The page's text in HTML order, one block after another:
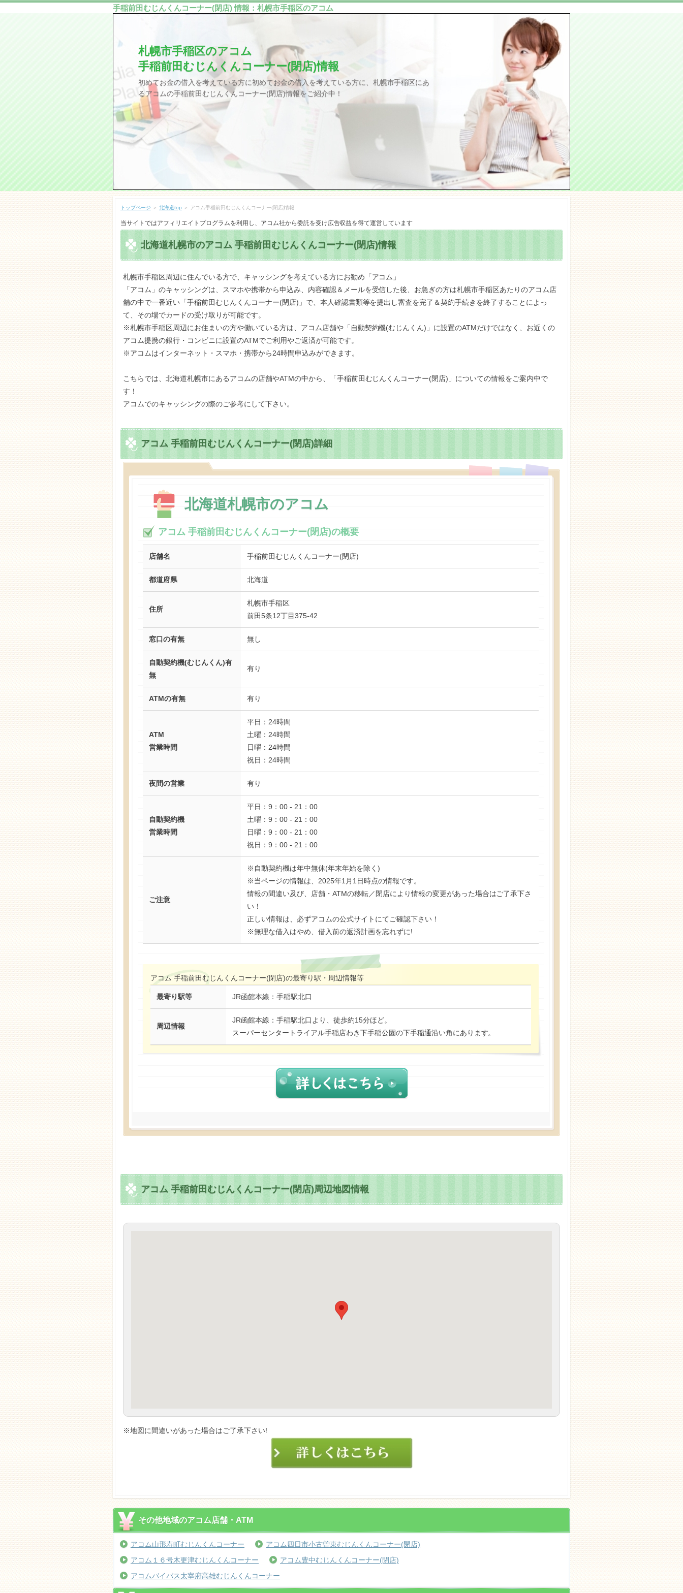
手稲前田むじんくんコーナー(閉店) 情報：札幌市手稲区のアコム
札幌市手稲区のアコム
手稲前田むじんくんコーナー(閉店)情報
初めてお金の借入を考えている方に初めてお金の借入を考えている方に、札幌市手稲区にあ
るアコムの手稲前田むじんくんコーナー(閉店)情報をご紹介中！
トップページ ＞ 北海道top ＞ アコム手稲前田むじんくんコーナー(閉店)情報
当サイトではアフィリエイトプログラムを利用し、アコム社から委託を受け広告収益を得て運営しています
北海道札幌市のアコム 手稲前田むじんくんコーナー(閉店)情報
札幌市手稲区周辺に住んでいる方で、キャッシングを考えている方にお勧め「アコム」
「アコム」のキャッシングは、スマホや携帯から申込み、内容確認＆メールを受信した後、お急ぎの方は札幌市手稲区あたりのアコム店
舗の中で一番近い「手稲前田むじんくんコーナー(閉店)」で、本人確認書類等を提出し審査を完了＆契約手続きを終了することによっ
て、その場でカードの受け取りが可能です。
※札幌市手稲区周辺にお住まいの方や働いている方は、アコム店舗や「自動契約機(むじんくん)」に設置のATMだけではなく、お近くの
アコム提携の銀行・コンビニに設置のATMでご利用やご返済が可能です。
※アコムはインターネット・スマホ・携帯から24時間申込みができます。
こちらでは、北海道札幌市にあるアコムの店舗やATMの中から、「手稲前田むじんくんコーナー(閉店)」についての情報をご案内中で
す！
アコムでのキャッシングの際のご参考にして下さい。
アコム 手稲前田むじんくんコーナー(閉店)詳細
北海道札幌市のアコム
アコム 手稲前田むじんくんコーナー(閉店)の概要
店舗名 手稲前田むじんくんコーナー(閉店)
都道府県 北海道
住所
札幌市手稲区
前田5条12丁目375-42
窓口の有無 無し
自動契約機(むじんくん)有
無
有り
ATMの有無 有り
ATM
営業時間
平日：24時間
土曜：24時間
日曜：24時間
祝日：24時間
夜間の営業 有り
自動契約機
営業時間
平日：9：00 - 21：00
土曜：9：00 - 21：00
日曜：9：00 - 21：00
祝日：9：00 - 21：00
ご注意
※自動契約機は年中無休(年末年始を除く)
※当ページの情報は、2025年1月1日時点の情報です。
情報の間違い及び、店舗・ATMの移転／閉店により情報の変更があった場合はご了承下さ
い！
正しい情報は、必ずアコムの公式サイトにてご確認下さい！
※無理な借入はやめ、借入前の返済計画を忘れずに!
アコム 手稲前田むじんくんコーナー(閉店)の最寄り駅・周辺情報等
最寄り駅等 JR函館本線：手稲駅北口
周辺情報
JR函館本線：手稲駅北口より、徒歩約15分ほど。
スーパーセンタートライアル手稲店わき下手稲公園の下手稲通沿い角にあります。
詳しくはこちら
アコム 手稲前田むじんくんコーナー(閉店)周辺地図情報
※地図に間違いがあった場合はご了承下さい!
その他地域のアコム店舗・ATM
アコム山形寿町むじんくんコーナー
アコム四日市小古曽東むじんくんコーナー(閉店)
アコム１６号木更津むじんくんコーナー
アコム豊中むじんくんコーナー(閉店)
アコムバイパス太宰府高雄むじんくんコーナー